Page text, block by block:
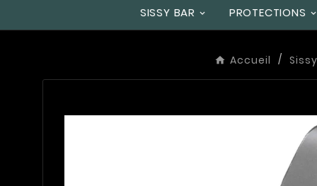
SISSY BAR PROTECTIONS
Accueil